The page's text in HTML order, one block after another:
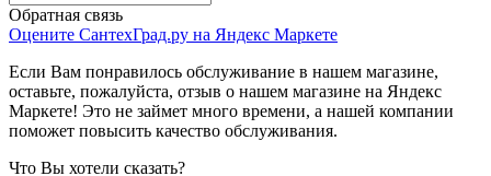
Обратная связь
Оцените СантехГрад.ру на Яндекс Маркете
Если Вам понравилось обслуживание в нашем магазине,
оставьте, пожалуйста, отзыв о нашем магазине на Яндекс
Маркете! Это не займет много времени, а нашей компании
поможет повысить качество обслуживания.
Что Вы хотели сказать?